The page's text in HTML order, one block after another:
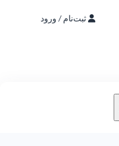
ثبت‌نام / ورود